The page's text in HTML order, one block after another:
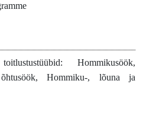
Hommikusöök,
Hommiku-, lõuna ja